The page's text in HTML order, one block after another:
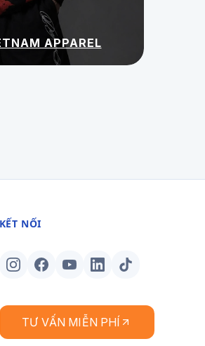
APPAREL
KẾT NỐI
TƯ VẤN MIỄN PHÍ